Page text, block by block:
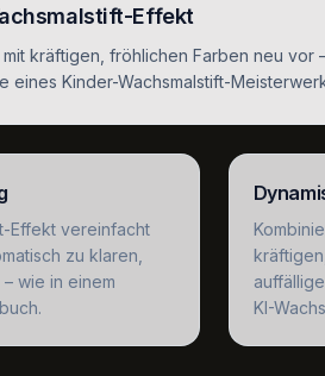
Effekt
kräftigen, fröhlichen Farben neu vor
eines Kinder-Wachsmalstift-
Effekt vereinfacht
zu klaren,
– wie in einem
KI-